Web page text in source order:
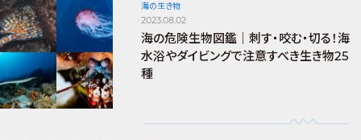
海の生き物
2023.08.02
海の危険生物図鑑｜刺す・咬む・切る！海
水浴やダイビングで注意すべき生き物25
種